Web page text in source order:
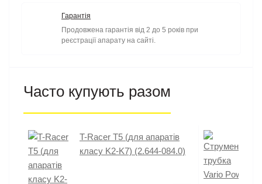
Гарантія
Продовжена гарантія від 2 до 5 років при
реєстрації апарату на сайті.
Часто купують разом
T-Racer T5 (для апаратів
класу K2-K7) (2.644-084.0)